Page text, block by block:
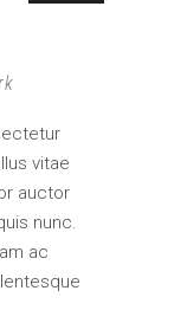
vitae
auctor
nunc.
ac